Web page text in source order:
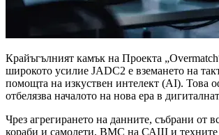
Крайъгълният камък на Проекта
широкото усилие JADC2 е вземането на
помощта на изкуствен интелект (AI). Това
отбелязва началото на нова ера в
Чрез агрегирането на данните, събрани от
кораби и самолети, ВМС на САЩ и